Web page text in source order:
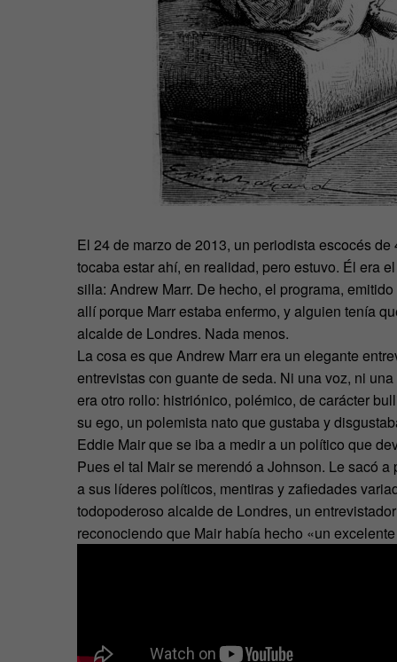
El 24 de marzo de 2013, un periodista escocés
tocaba estar ahí, en realidad, pero estuvo. Él era
silla: Andrew Marr. De hecho, el programa,
allí porque Marr estaba enfermo, y alguien tenía
alcalde de Londres. Nada menos.
La cosa es que Andrew Marr era un elegante
entrevistas con guante de seda. Ni una voz, ni
era otro rollo: histriónico, polémico, de carácter
su ego, un polemista nato que gustaba y
Eddie Mair que se iba a medir a un político que
Pues el tal Mair se merendó a Johnson. Le sacó
a sus líderes políticos, mentiras y zafiedades
todopoderoso alcalde de Londres, un
reconociendo que Mair había hecho «un